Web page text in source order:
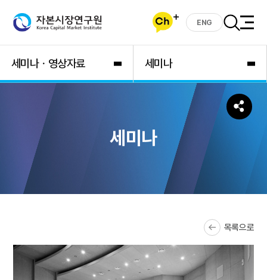
ENG
세미나ㆍ영상자료 세미나
세미나
목록으로